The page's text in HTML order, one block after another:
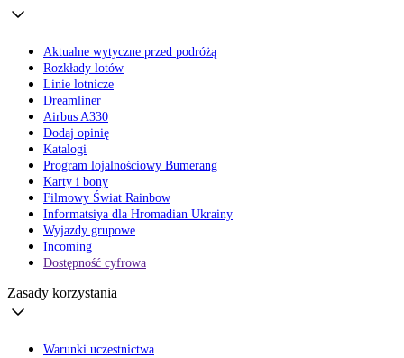
Aktualne wytyczne przed podróżą
Rozkłady lotów
Linie lotnicze
Dreamliner
Airbus A330
Dodaj opinię
Katalogi
Program lojalnościowy Bumerang
Karty i bony
Filmowy Świat Rainbow
Informatsiya dla Hromadian Ukrainy
Wyjazdy grupowe
Incoming
Dostępność cyfrowa
Zasady korzystania
Warunki uczestnictwa